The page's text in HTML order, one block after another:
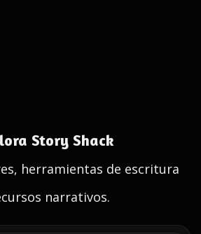
Story Shack
herramientas de escritura
narrativos.